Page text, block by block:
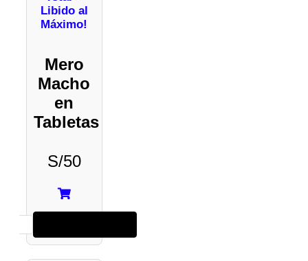
Mero
Macho
en
Tabletas
S/50